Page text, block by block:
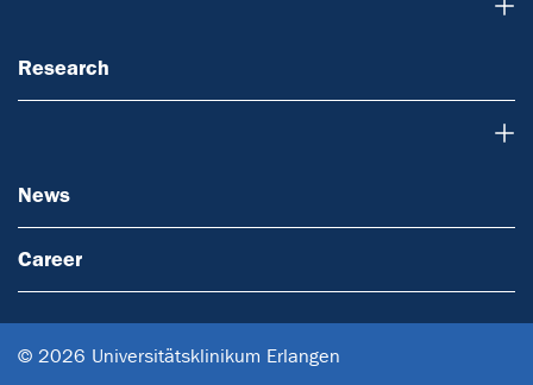
Research
News
Career
© 2026 Universitätsklinikum Erlangen